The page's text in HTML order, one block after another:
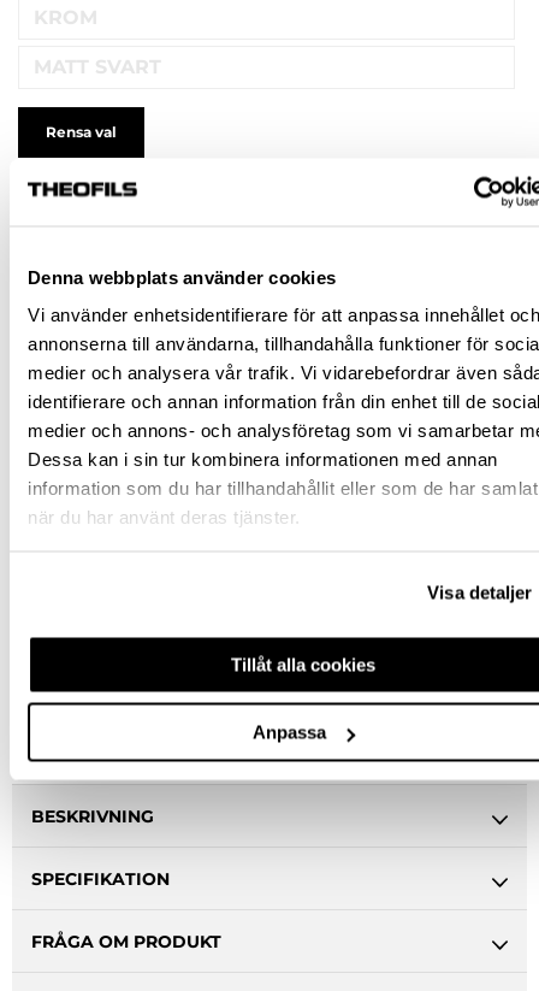
Denna webbplats använder cookies
Vi använder enhetsidentifierare för att anpassa innehållet och
annonserna till användarna, tillhandahålla funktioner för
medier och analysera vår trafik. Vi vidarebefordrar även
identifierare och annan information från din enhet till de
medier och annons- och analysföretag som vi samarbetar
Dessa kan i sin tur kombinera informationen med annan
information som du har tillhandahållit eller som de har
när du har använt deras tjänster.
Visa detaljer
Tillåt alla cookies
Anpassa
KROM
MATT SVART
Rensa val
prissänkning: 299,00 kr
Pris / 1 förp: 119,38 kr
förp
KÖP
Jönköping huvudlager
Hämta i butik
Ledande leverantör i Sverige
BESKRIVNING
SPECIFIKATION
FRÅGA OM PRODUKT